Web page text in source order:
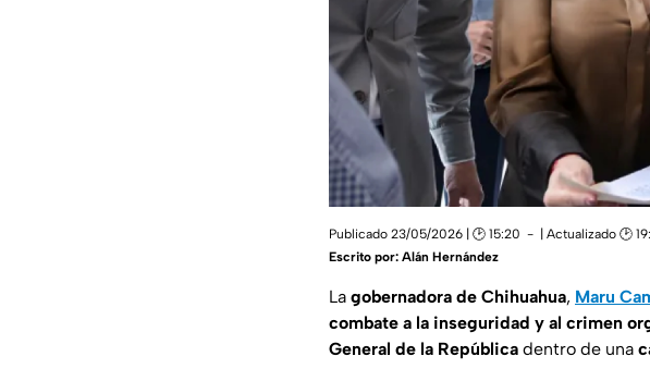
Publicado 23/05/2026 | 🕑 15:20 | Actualizado 🕑
Escrito por: Alán Hernández
La gobernadora de Chihuahua, Maru
combate a la inseguridad y al crimen
General de la República dentro de una